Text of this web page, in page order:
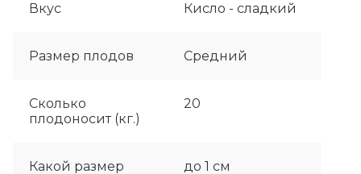
Вкус Кисло - сладкий
Размер плодов Средний
Сколько
плодоносит (кг.)
20
Какой размер
до 1 см